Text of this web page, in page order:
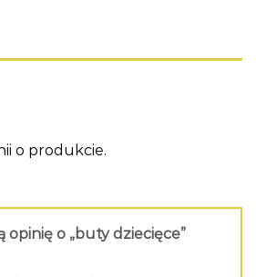
o produkcie.
opinię o „buty dziecięce”